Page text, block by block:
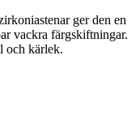
ger den en
vackra färgskiftningar.
och kärlek.